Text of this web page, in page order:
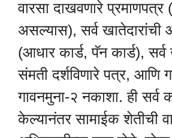
वारसा दाखवणारे प्रमाणपत्र
असल्यास), सर्व
(आधार कार्ड, पॅन कार्ड), सर्व
संमती दर्शविणारे पत्र, आणि
गावनमुना-२ नकाशा. ही सर्व
केल्यानंतर सामाईक शेतीची